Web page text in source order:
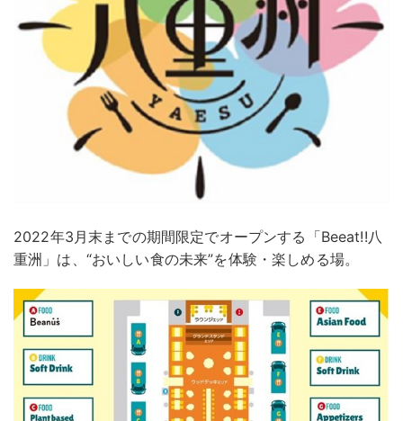
2022年3月末までの期間限定でオープンする「Beeat!!八
重洲」は、“おいしい食の未来”を体験・楽しめる場。